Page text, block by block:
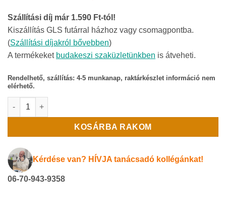
Szállítási díj már 1.590 Ft-tól!
Kiszállítás GLS futárral házhoz vagy csomagpontba.
(Szállítási díjakról bővebben)
A termékeket budakeszi szaküzletünkben is átveheti.
Rendelhető, szállítás: 4-5 munkanap, raktárkészlet információ nem
elérhető.
RUCK CO2 és hőmérséklet szenzor 0-10V kimenettel mennyiség
KOSÁRBA RAKOM
Kérdése van? HÍVJA tanácsadó kollégánkat!
06-70-943-9358